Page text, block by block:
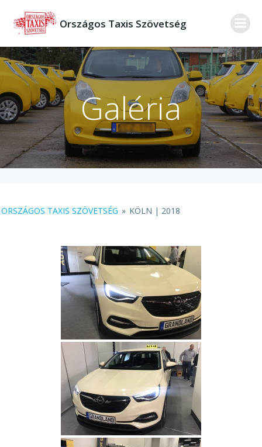
to
Országos Taxis Szövetség
Galéria
ORSZÁGOS TAXIS SZÖVETSÉG » KÖLN | 2018